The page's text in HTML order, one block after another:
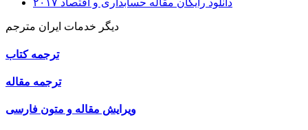
دانلود رایگان مقاله حسابداری و اقتصاد ۲۰۱۷
دیگر خدمات ایران مترجم
ترجمه کتاب
ترجمه مقاله
ویرایش مقاله و متون فارسی